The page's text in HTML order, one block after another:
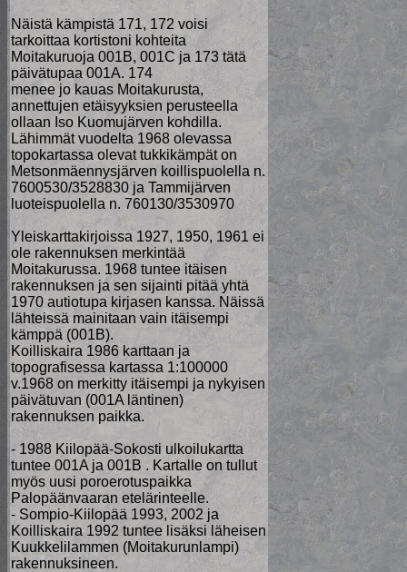
Näistä kämpistä 171, 172 voisi
tarkoittaa kortistoni kohteita
Moitakuruoja 001B, 001C ja 173 tätä
päivätupaa 001A. 174
menee jo kauas Moitakurusta,
annettujen etäisyyksien perusteella
ollaan Iso Kuomujärven kohdilla.
Lähimmät vuodelta 1968 olevassa
topokartassa olevat tukkikämpät on
Metsonmäennysjärven koillispuolella n.
7600530/3528830 ja Tammijärven
luoteispuolella n. 760130/3530970
Yleiskarttakirjoissa 1927, 1950, 1961 ei
ole rakennuksen merkintää
Moitakurussa. 1968 tuntee itäisen
rakennuksen ja sen sijainti pitää yhtä
1970 autiotupa kirjasen kanssa. Näissä
lähteissä mainitaan vain itäisempi
kämppä (001B).
Koilliskaira 1986 karttaan ja
topografisessa kartassa 1:100000
v.1968 on merkitty itäisempi ja nykyisen
päivätuvan (001A läntinen)
rakennuksen paikka.
- 1988 Kiilopää-Sokosti ulkoilukartta
tuntee 001A ja 001B . Kartalle on tullut
myös uusi poroerotuspaikka
Palopäänvaaran etelärinteelle.
- Sompio-Kiilopää 1993, 2002 ja
Koilliskaira 1992 tuntee lisäksi läheisen
Kuukkelilammen (Moitakurunlampi)
rakennuksineen.